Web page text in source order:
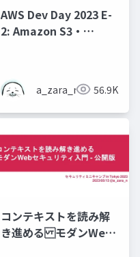
AWS Dev Day 2023 E-
2: Amazon S3・
パターンで学ぶセキュ
リティ・バイ・デザイ
ン
a_zara_n 56.9K
コンテキストを読み解
き進める モダンWeb